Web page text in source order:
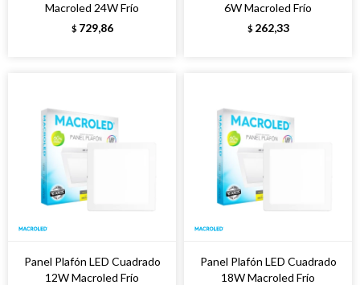
Macroled 24W Frío
$ 729,86
6W Macroled Frío
$ 262,33
Panel Plafón LED Cuadrado
12W Macroled Frío
Panel Plafón LED Cuadrado
18W Macroled Frío